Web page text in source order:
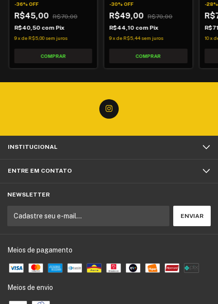
-36%OFF
R$45,00 R$70,00
R$40,50 com Pix
9xdeR$5,00 sem juros
-30%OFF
R$49,00
R$70,00
R$44,10 com Pix
9xdeR$5,44 sem juros
-28
10x
INSTITUCIONAL
ENTRE EM CONTATO
NEWSLETTER
Meios de pagamento
Meios de envio